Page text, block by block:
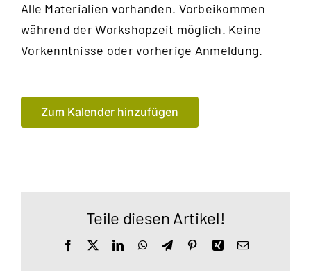
Alle Materialien vorhanden. Vorbeikommen
während der Workshopzeit möglich. Keine
Vorkenntnisse oder vorherige Anmeldung.
Zum Kalender hinzufügen
Teile diesen Artikel!
Facebook LinkedInWhatsApp
TelegramPinterestXingE-